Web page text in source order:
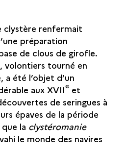
clystère renfermait
préparation
de clous de girofle.
volontiers tourné en
été l’objet d’un
aux XVIIe et
de seringues à
épaves de la période
la clystéromanie
le monde des navires